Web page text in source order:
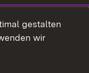
gestalten
wir